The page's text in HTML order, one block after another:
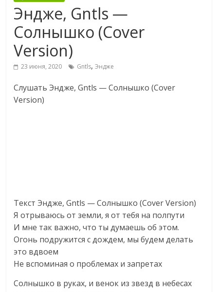
Эндже, Gntls —
Солнышко (Cover
Version)
23 июня, 2020 Gntls,Эндже
Слушать Эндже, Gntls — Солнышко (Cover
Version)
Текст Эндже, Gntls — Солнышко (Cover Version)
Я отрываюсь от земли, я от тебя на полпути
И мне так важно, что ты думаешь об этом.
Огонь подружится с дождем, мы будем делать
это вдвоем
Не вспоминая о проблемах и запретах
Солнышко в руках, и венок из звезд в небесах